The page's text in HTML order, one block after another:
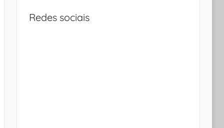
Redes sociais